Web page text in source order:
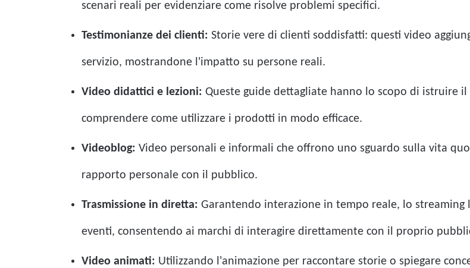
scenari reali per evidenziare come risolve problemi specifici.
Testimonianze dei clienti: Storie vere di clienti soddisfatti: questi video
servizio, mostrandone l'impatto su persone reali.
Video didattici e lezioni: Queste guide dettagliate hanno lo scopo di istruire
comprendere come utilizzare i prodotti in modo efficace.
Videoblog: Video personali e informali che offrono uno sguardo sulla vita
rapporto personale con il pubblico.
Trasmissione in diretta: Garantendo interazione in tempo reale, lo streaming
eventi, consentendo ai marchi di interagire direttamente con il proprio
Video animati: Utilizzando l'animazione per raccontare storie o spiegare